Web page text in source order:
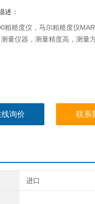
述：
粗糙度仪，马尔粗糙度仪
量仪器，测量精度高，测量方
询价 联系
进口